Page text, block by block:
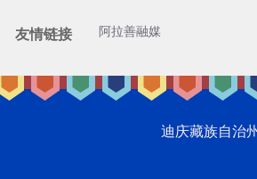
友情链接 阿拉善融媒
迪庆藏族自治